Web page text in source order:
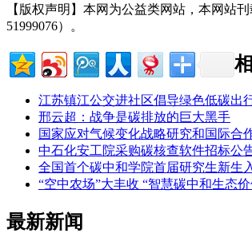
【版权声明】本网为公益类网站，本网站
51999076）。
江苏镇江公交进社区倡导绿色低碳出
邢云超：战争是碳排放的巨大黑手
国家应对气候变化战略研究和国际合
中石化安工院采购碳核查软件招标公
全国首个碳中和学院首届研究生新生
“空中农场”大丰收 “智慧碳中和生态
最新新闻